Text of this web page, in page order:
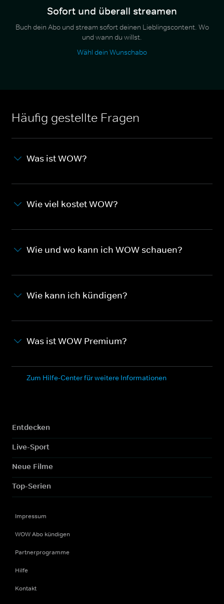
Sofort und überall streamen
Buch dein Abo und stream sofort deinen Lieblingscontent. Wo
und wann du willst.
Wähl dein Wunschabo
Häufig gestellte Fragen
Was ist WOW?
Wie viel kostet WOW?
Wie und wo kann ich WOW schauen?
Wie kann ich kündigen?
Was ist WOW Premium?
Zum Hilfe-Center für weitere Informationen
Entdecken
Live-Sport
Neue Filme
Top-Serien
Impressum
WOW Abo kündigen
Partnerprogramme
Hilfe
Kontakt